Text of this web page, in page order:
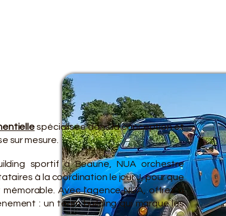
spécialisée dans la conception et
sur mesure.
sportif à Beaune, NUA orchestre
à la coordination le jour J, pour que
Avec l'agence NUA, offrez à
: un team building qui marque les